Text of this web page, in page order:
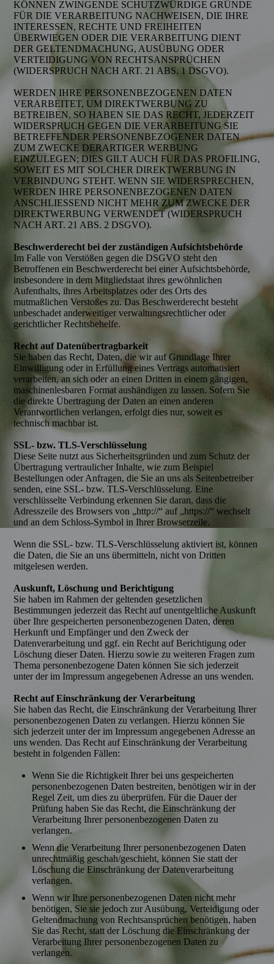
KÖNNEN ZWINGENDE SCHUTZWÜRDIGE GRÜNDE
FÜR DIE VERARBEITUNG NACHWEISEN, DIE IHRE
INTERESSEN, RECHTE UND FREIHEITEN
ÜBERWIEGEN ODER DIE VERARBEITUNG DIENT
DER GELTENDMACHUNG, AUSÜBUNG ODER
VERTEIDIGUNG VON RECHTSANSPRÜCHEN
(WIDERSPRUCH NACH ART. 21 ABS. 1 DSGVO).
WERDEN IHRE PERSONENBEZOGENEN DATEN
VERARBEITET, UM DIREKTWERBUNG ZU
BETREIBEN, SO HABEN SIE DAS RECHT, JEDERZEIT
WIDERSPRUCH GEGEN DIE VERARBEITUNG SIE
BETREFFENDER PERSONENBEZOGENER DATEN
ZUM ZWECKE DERARTIGER WERBUNG
EINZULEGEN; DIES GILT AUCH FÜR DAS PROFILING,
SOWEIT ES MIT SOLCHER DIREKTWERBUNG IN
VERBINDUNG STEHT. WENN SIE WIDERSPRECHEN,
WERDEN IHRE PERSONENBEZOGENEN DATEN
ANSCHLIESSEND NICHT MEHR ZUM ZWECKE DER
DIREKTWERBUNG VERWENDET (WIDERSPRUCH
NACH ART. 21 ABS. 2 DSGVO).
Beschwerderecht bei der zuständigen Aufsichtsbehörde
Im Falle von Verstößen gegen die DSGVO steht den
Betroffenen ein Beschwerderecht bei einer Aufsichtsbehörde,
insbesondere in dem Mitgliedstaat ihres gewöhnlichen
Aufenthalts, ihres Arbeitsplatzes oder des Orts des
mutmaßlichen Verstoßes zu. Das Beschwerderecht besteht
unbeschadet anderweitiger verwaltungsrechtlicher oder
gerichtlicher Rechtsbehelfe.
Recht auf Datenübertragbarkeit
Sie haben das Recht, Daten, die wir auf Grundlage Ihrer
Einwilligung oder in Erfüllung eines Vertrags automatisiert
verarbeiten, an sich oder an einen Dritten in einem gängigen,
maschinenlesbaren Format aushändigen zu lassen. Sofern Sie
die direkte Übertragung der Daten an einen anderen
Verantwortlichen verlangen, erfolgt dies nur, soweit es
technisch machbar ist.
SSL- bzw. TLS-Verschlüsselung
Diese Seite nutzt aus Sicherheitsgründen und zum Schutz der
Übertragung vertraulicher Inhalte, wie zum Beispiel
Bestellungen oder Anfragen, die Sie an uns als Seitenbetreiber
senden, eine SSL- bzw. TLS-Verschlüsselung. Eine
verschlüsselte Verbindung erkennen Sie daran, dass die
Adresszeile des Browsers von „http://“ auf „https://“ wechselt
und an dem Schloss-Symbol in Ihrer Browserzeile.
Wenn die SSL- bzw. TLS-Verschlüsselung aktiviert ist, können
die Daten, die Sie an uns übermitteln, nicht von Dritten
mitgelesen werden.
Auskunft, Löschung und Berichtigung
Sie haben im Rahmen der geltenden gesetzlichen
Bestimmungen jederzeit das Recht auf unentgeltliche Auskunft
über Ihre gespeicherten personenbezogenen Daten, deren
Herkunft und Empfänger und den Zweck der
Datenverarbeitung und ggf. ein Recht auf Berichtigung oder
Löschung dieser Daten. Hierzu sowie zu weiteren Fragen zum
Thema personenbezogene Daten können Sie sich jederzeit
unter der im Impressum angegebenen Adresse an uns wenden.
Recht auf Einschränkung der Verarbeitung
Sie haben das Recht, die Einschränkung der Verarbeitung Ihrer
personenbezogenen Daten zu verlangen. Hierzu können Sie
sich jederzeit unter der im Impressum angegebenen Adresse an
uns wenden. Das Recht auf Einschränkung der Verarbeitung
besteht in folgenden Fällen:
Wenn Sie die Richtigkeit Ihrer bei uns gespeicherten
personenbezogenen Daten bestreiten, benötigen wir in der
Regel Zeit, um dies zu überprüfen. Für die Dauer der
Prüfung haben Sie das Recht, die Einschränkung der
Verarbeitung Ihrer personenbezogenen Daten zu
verlangen.
Wenn die Verarbeitung Ihrer personenbezogenen Daten
unrechtmäßig geschah/geschieht, können Sie statt der
Löschung die Einschränkung der Datenverarbeitung
verlangen.
Wenn wir Ihre personenbezogenen Daten nicht mehr
benötigen, Sie sie jedoch zur Ausübung, Verteidigung oder
Geltendmachung von Rechtsansprüchen benötigen, haben
Sie das Recht, statt der Löschung die Einschränkung der
Verarbeitung Ihrer personenbezogenen Daten zu
verlangen.